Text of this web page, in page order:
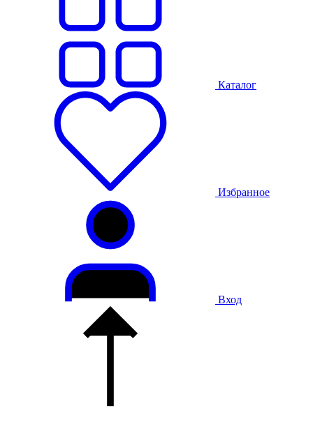
Каталог
Избранное
Вход